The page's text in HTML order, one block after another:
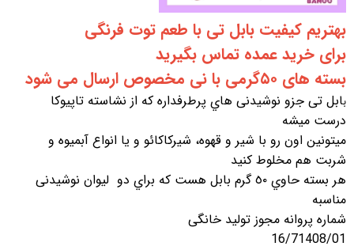
بهتریم کیفیت بابل تی با طعم توت فرنگی
برای خرید عمده تماس بگیرید
بسته های ۵۰‌گرمی با نی مخصوص ارسال می شود
بابل تی جزو نوشيدنی هاي پرطرفداره كه از نشاسته تاپيوكا
درست ميشه
ميتونين اون رو با شير و قهوه، شيركاكائو و يا انواع آبمیوه و
شربت هم مخلوط کنید
هر بسته حاوي ٥٠ گرم بابل هست كه براي دو ليوان نوشيدنی
مناسبه
شماره پروانه مجوز تولید خانگی
16/71408/01